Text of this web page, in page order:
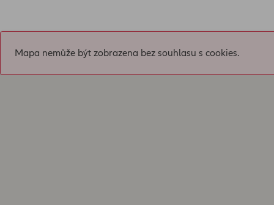
Mapa nemůže být zobrazena bez souhlasu s cookies.